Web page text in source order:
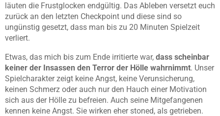
läuten die Frustglocken endgültig. Das Ableben versetzt euch
zurück an den letzten Checkpoint und diese sind so
ungünstig gesetzt, dass man bis zu 20 Minuten Spielzeit
verliert.
Etwas, das mich bis zum Ende irritierte war, dass scheinbar
keiner der Insassen den Terror der Hölle wahrnimmt. Unser
Spielcharakter zeigt keine Angst, keine Verunsicherung,
keinen Schmerz oder auch nur den Hauch einer Motivation
sich aus der Hölle zu befreien. Auch seine Mitgefangenen
kennen keine Angst. Sie wirken eher stoned, als getrieben.